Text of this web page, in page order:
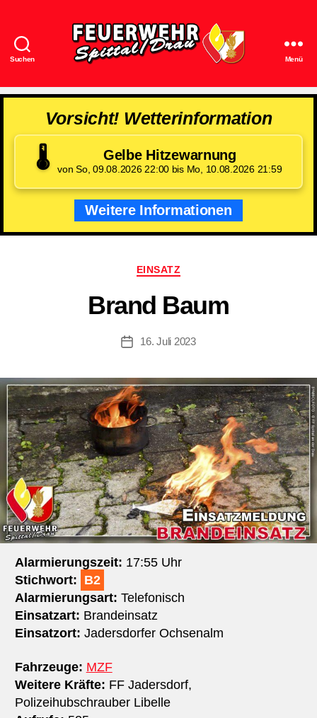
Suchen
Spittal/Drau
Menü
Vorsicht! Wetterinformation
🌡️ Gelbe Hitzewarnung
von So, 09.08.2026 22:00 bis Mo, 10.08.2026 21:59
Weitere Informationen
Kategorien
EINSATZ
Brand Baum
Beitragsdatum
16. Juli 2023
Alarmierungszeit: 17:55 Uhr
Stichwort: B2
Alarmierungsart: Telefonisch
Einsatzart: Brandeinsatz
Einsatzort: Jadersdorfer Ochsenalm
Fahrzeuge: MZF
Weitere Kräfte: FF Jadersdorf,
Polizeihubschrauber Libelle